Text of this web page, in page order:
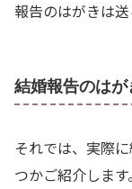
報告のはがきは
結婚報告のは
それでは、実際
つかご紹介しま